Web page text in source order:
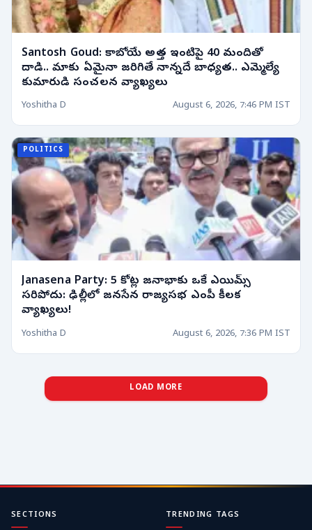
Santosh Goud: కాబోయే అత్త ఇంటిపై 40 మందితో
దాడి.. మాకు ఏమైనా జరిగితే నాన్నదే బాధ్యత.. ఎమ్మెల్యే
కుమారుడి సంచలన వ్యాఖ్యలు
Yoshitha D August 6, 2026, 7:46 PM IST
POLITICS
Janasena Party: 5 కోట్ల జనాభాకు ఒకే ఎయిమ్స్
సరిపోదు: ఢిల్లీలో జనసేన రాజ్యసభ ఎంపీ కీలక
వ్యాఖ్యలు!
Yoshitha D August 6, 2026, 7:36 PM IST
LOAD MORE
SECTIONS TRENDING TAGS